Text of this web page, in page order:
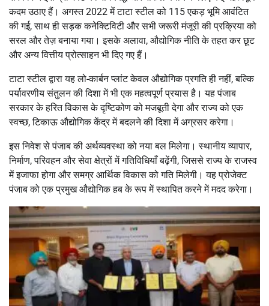
कदम उठाए हैं। अगस्त 2022 में टाटा स्टील को 115 एकड़ भूमि आवंटित
की गई, साथ ही सड़क कनेक्टिविटी और सभी जरूरी मंजूरी की प्रक्रिया को
सरल और तेज़ बनाया गया। इसके अलावा, औद्योगिक नीति के तहत कर छूट
और अन्य वित्तीय प्रोत्साहन भी दिए गए हैं।
टाटा स्टील द्वारा यह लो-कार्बन प्लांट केवल औद्योगिक प्रगति ही नहीं, बल्कि
पर्यावरणीय संतुलन की दिशा में भी एक महत्वपूर्ण प्रयास है। यह पंजाब
सरकार के हरित विकास के दृष्टिकोण को मजबूती देगा और राज्य को एक
स्वच्छ, टिकाऊ औद्योगिक केंद्र में बदलने की दिशा में अग्रसर करेगा।
इस निवेश से पंजाब की अर्थव्यवस्था को नया बल मिलेगा। स्थानीय व्यापार,
निर्माण, परिवहन और सेवा क्षेत्रों में गतिविधियाँ बढ़ेंगी, जिससे राज्य के राजस्व
में इजाफा होगा और समग्र आर्थिक विकास को गति मिलेगी। यह प्रोजेक्ट
पंजाब को एक प्रमुख औद्योगिक हब के रूप में स्थापित करने में मदद करेगा।